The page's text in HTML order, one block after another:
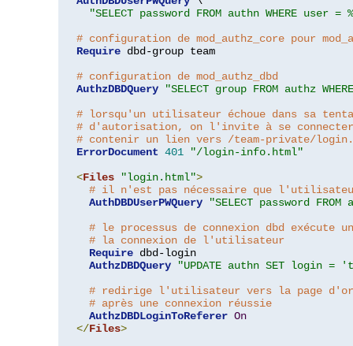
"SELECT password FROM authn WHERE
# configuration de mod_authz_core pour
Require dbd-group team
# configuration de mod_authz_dbd
AuthzDBDQuery
"SELECT group FROM authz
# lorsqu'un utilisateur échoue dans sa
# d'autorisation, on l'invite à se
# contenir un lien vers /team-private/
ErrorDocument 401
"/login-info.html"
<Files "login.html">
# il n'est pas nécessaire que
AuthDBDUserPWQuery
"SELECT password
# le processus de connexion dbd exécute
# la connexion de l'utilisateur
Require dbd-login
AuthzDBDQuery
"UPDATE authn SET login =
# redirige l'utilisateur vers la page
# après une connexion réussie
AuthzDBDLoginToReferer On
</Files>